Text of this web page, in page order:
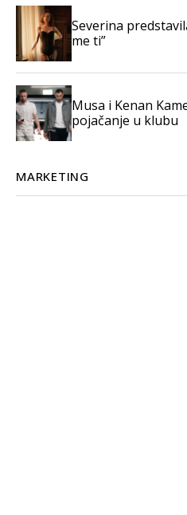
Severina
me ti”
Musa i Kenan
pojačanje u klubu
MARKETING